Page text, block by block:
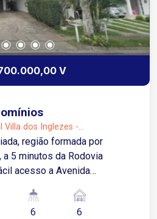
V
Villa dos Inglezes -
região formada por
5 minutos da Rodovia
acesso a Avenida
Imóvel com
modulados, 5
6 6